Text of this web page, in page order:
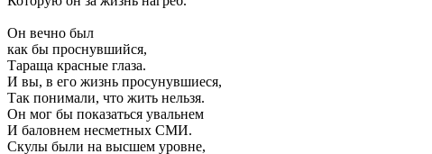
Он вечно был
как бы проснувшийся,
Тараща красные глаза.
И вы, в его жизнь просунувшиеся,
Так понимали, что жить нельзя.
Он мог бы показаться увальнем
И баловнем несметных СМИ.
Скулы были на высшем уровне,